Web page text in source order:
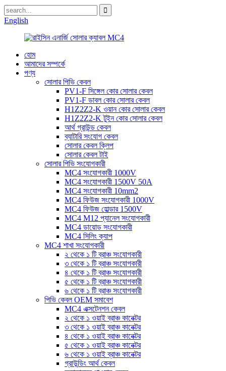
English
হোম
আমাদের সম্পর্কে
পণ্য
সোলার পিভি কেবল
PV1-F সিঙ্গেল কোর সোলার কেবল
PV1-F ডাবল কোর সোলার কেবল
H1Z2Z2-K ওয়ান কোর সোলার কেবল
H1Z2Z2-K টুইন কোর সোলার কেবল
আর্থ গ্রাউন্ড কেবল
ব্যাটারি সংযোগ কেবল
সোলার কেবল ক্লিপ
সোলার কেবল টাই
সোলার পিভি সংযোগকারী
MC4 সংযোগকারী 1000V
MC4 সংযোগকারী 1500V 50A
MC4 সংযোগকারী 10mm2
MC4 ফিউজ সংযোগকারী 1000V
MC4 ফিউজ হোল্ডার 1500V
MC4 M12 প্যানেল সংযোগকারী
MC4 ডায়োড সংযোগকারী
MC4 সিলিং ক্যাপ
MC4 শাখা সংযোগকারী
২ থেকে ১ টি ব্রাঞ্চ সংযোগকারী
৩ থেকে ১ টি ব্রাঞ্চ সংযোগকারী
৪ থেকে ১ টি ব্রাঞ্চ সংযোগকারী
৫ থেকে ১ টি ব্রাঞ্চ সংযোগকারী
৬ থেকে ১ টি ব্রাঞ্চ সংযোগকারী
পিভি কেবল OEM সমাবেশ
MC4 এক্সটেনশন কেবল
২ থেকে ১ ওয়াই ব্রাঞ্চ কানেক্টর
৩ থেকে ১ ওয়াই ব্রাঞ্চ কানেক্টর
৪ থেকে ১ ওয়াই ব্রাঞ্চ কানেক্টর
৫ থেকে ১ ওয়াই ব্রাঞ্চ কানেক্টর
৬ থেকে ১ ওয়াই ব্রাঞ্চ কানেক্টর
গ্রাউন্ডিং আর্থ কেবল